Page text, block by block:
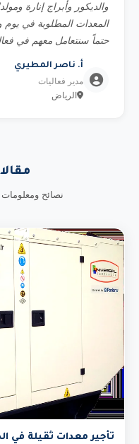
والديكور وأبراج إنارة
المعدات المطلوبة في يوم
حتماً سنتعامل معهم في
أ. ناصر المطيري
مدير فعاليات
الرياض
نصائح
تأجير معدات ثقيلة في